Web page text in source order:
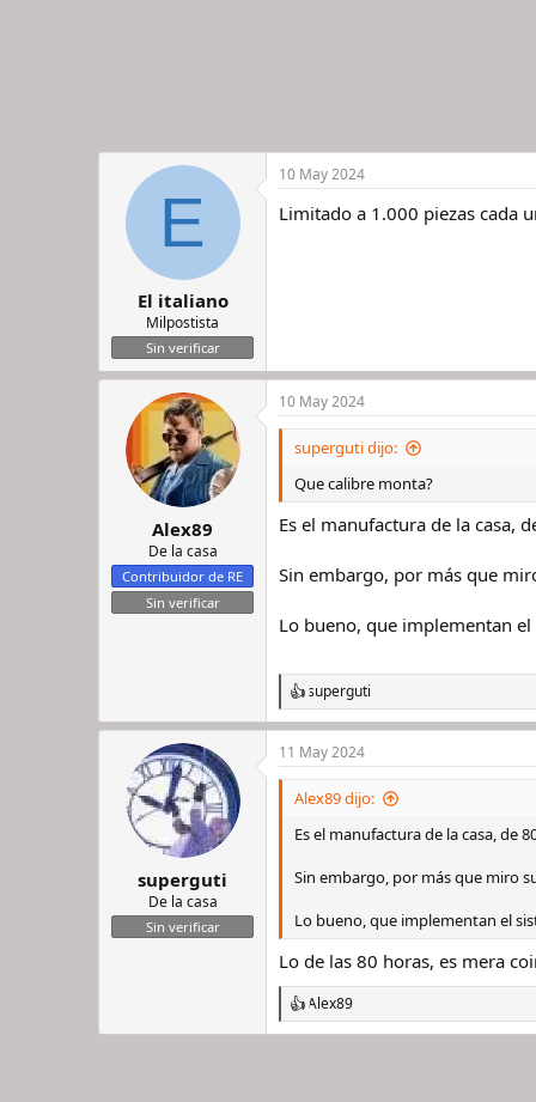
E
El italiano
Milpostista
Sin verificar
10 May 2024
Limitado a 1.000 piezas cada
Alex89
De la casa
Contribuidor de RE
Sin verificar
10 May 2024
superguti dijo:
Que calibre monta?
Es el manufactura de la casa,
Sin embargo, por más que
Lo bueno, que implementan
R
e
a
c
c
superguti
superguti
De la casa
Sin verificar
11 May 2024
Alex89 dijo:
Es el manufactura de la casa, de
Sin embargo, por más que miro
Lo bueno, que implementan el
Lo de las 80 horas, es mera
R
e
Alex89